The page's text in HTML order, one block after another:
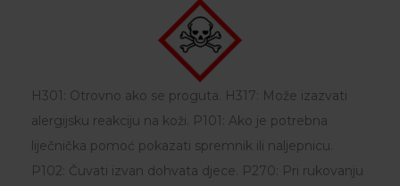
H301: Otrovno ako se proguta. H317: Može izazvati
alergijsku reakciju na koži. P101: Ako je potrebna
liječnička pomoć pokazati spremnik ili naljepnicu.
P102: Čuvati izvan dohvata djece. P270: Pri rukovanju